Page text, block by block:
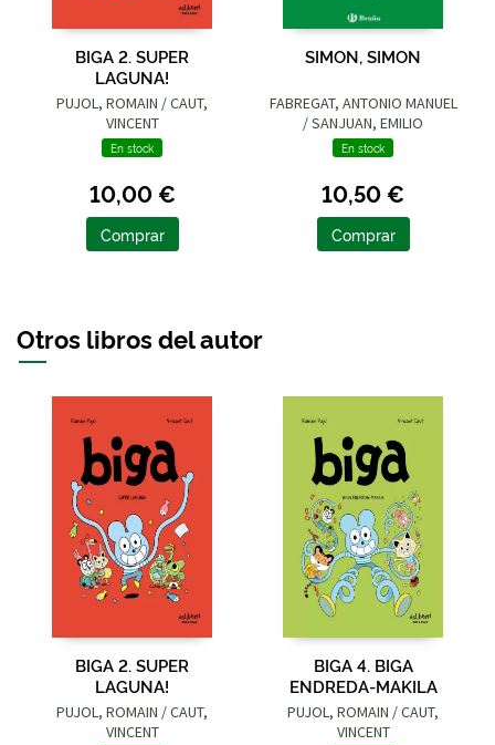
BIGA 2. SUPER
LAGUNA!
PUJOL, ROMAIN / CAUT,
VINCENT
En stock
10,00 €
Comprar
SIMON, SIMON
FABREGAT, ANTONIO MANUEL
/ SANJUAN, EMILIO
En stock
10,50 €
Comprar
Otros libros del autor
BIGA 2. SUPER
LAGUNA!
PUJOL, ROMAIN / CAUT,
VINCENT
BIGA 4. BIGA
ENDREDA-MAKILA
PUJOL, ROMAIN / CAUT,
VINCENT